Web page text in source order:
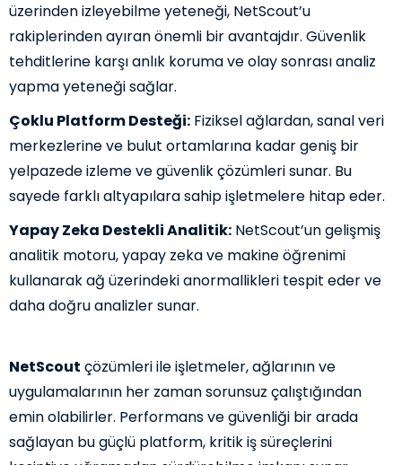
üzerinden izleyebilme yeteneği, NetScout’u
rakiplerinden ayıran önemli bir avantajdır. Güvenlik
tehditlerine karşı anlık koruma ve olay sonrası analiz
yapma yeteneği sağlar.
Çoklu Platform Desteği: Fiziksel ağlardan, sanal veri
merkezlerine ve bulut ortamlarına kadar geniş bir
yelpazede izleme ve güvenlik çözümleri sunar. Bu
sayede farklı altyapılara sahip işletmelere hitap eder.
Yapay Zeka Destekli Analitik: NetScout’un gelişmiş
analitik motoru, yapay zeka ve makine öğrenimi
kullanarak ağ üzerindeki anormallikleri tespit eder ve
daha doğru analizler sunar.
NetScout çözümleri ile işletmeler, ağlarının ve
uygulamalarının her zaman sorunsuz çalıştığından
emin olabilirler. Performans ve güvenliği bir arada
sağlayan bu güçlü platform, kritik iş süreçlerini